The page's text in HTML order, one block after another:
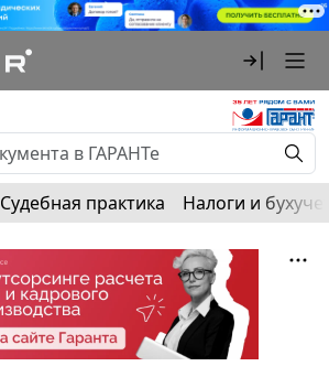
Судебная практика Налоги и